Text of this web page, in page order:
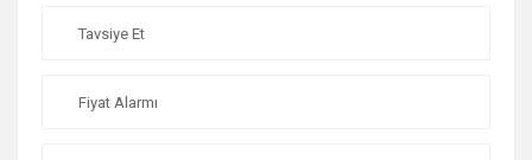
Tavsiye Et
Fiyat Alarmı